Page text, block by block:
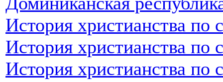
История христианства по
История христианства по
История христианства по